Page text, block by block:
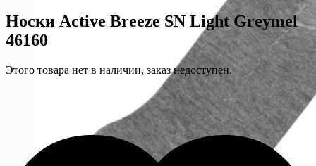
Носки Active Breeze SN Light Greymel
46160
Этого товара нет в наличии, заказ недоступен.